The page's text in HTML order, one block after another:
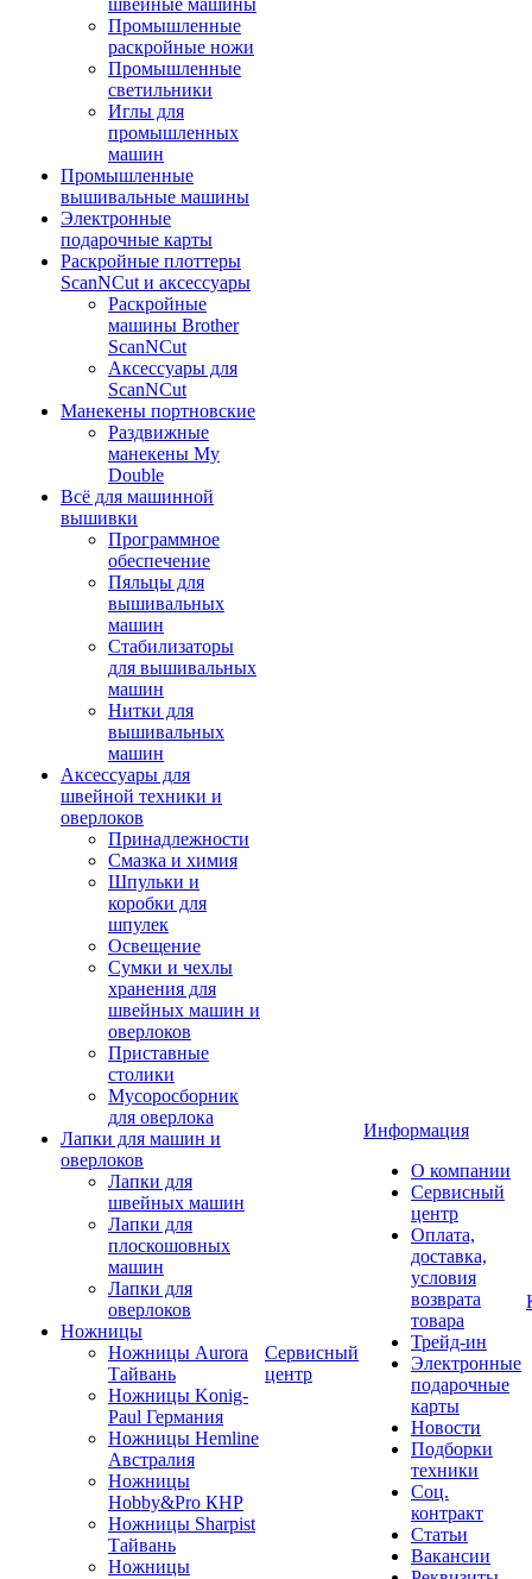
швейные машины
Промышленные
раскройные ножи
Промышленные
светильники
Иглы для
промышленных
машин
Промышленные
вышивальные машины
Электронные
подарочные карты
Раскройные плоттеры
ScanNCut и аксессуары
Раскройные
машины Brother
ScanNCut
Аксессуары для
ScanNCut
Манекены портновские
Раздвижные
манекены My
Double
Всё для машинной
вышивки
Программное
обеспечение
Пяльцы для
вышивальных
машин
Стабилизаторы
для вышивальных
машин
Нитки для
вышивальных
машин
Аксессуары для
швейной техники и
оверлоков
Принадлежности
Смазка и химия
Шпульки и
коробки для
шпулек
Освещение
Сумки и чехлы
хранения для
швейных машин и
оверлоков
Приставные
столики
Мусоросборник
для оверлока
Лапки для машин и
оверлоков
Лапки для
швейных машин
Лапки для
плоскошовных
машин
Лапки для
оверлоков
Ножницы
Ножницы Aurora
Тайвань
Ножницы Konig-
Paul Германия
Ножницы Hemline
Австралия
Ножницы
Hobby&Pro КНР
Ножницы Sharpist
Тайвань
Ножницы
Сервисный
центр
Информация
О компании
Сервисный
центр
Оплата,
доставка,
условия
возврата
товара
Трейд-ин
Электронные
подарочные
карты
Новости
Подборки
техники
Соц.
контракт
Статьи
Вакансии